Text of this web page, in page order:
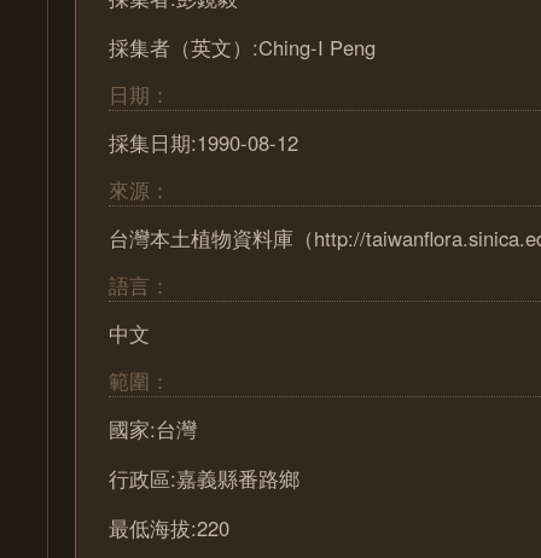
採集者（英文）:Ching-I Peng
日期：
採集日期:1990-08-12
來源：
台灣本土植物資料庫（http://
語言：
中文
範圍：
國家:台灣
行政區:嘉義縣番路鄉
最低海拔:220